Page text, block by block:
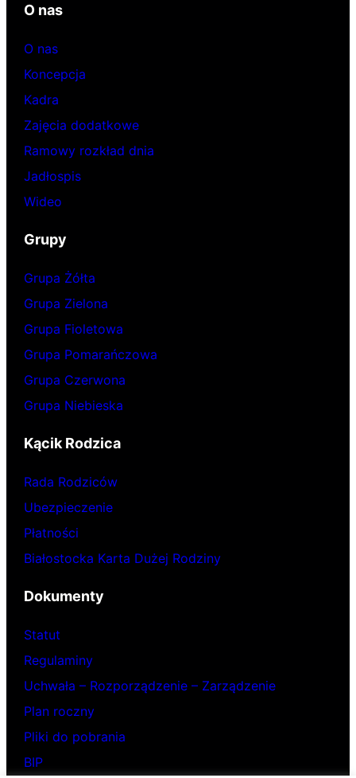
O nas
O nas
Koncepcja
Kadra
Zajęcia dodatkowe
Ramowy rozkład dnia
Jadłospis
Wideo
Grupy
Grupa Żółta
Grupa Zielona
Grupa Fioletowa
Grupa Pomarańczowa
Grupa Czerwona
Grupa Niebieska
Kącik Rodzica
Rada Rodziców
Ubezpieczenie
Płatności
Białostocka Karta Dużej Rodziny
Dokumenty
Statut
Regulaminy
Uchwała – Rozporządzenie – Zarządzenie
Plan roczny
Pliki do pobrania
BIP